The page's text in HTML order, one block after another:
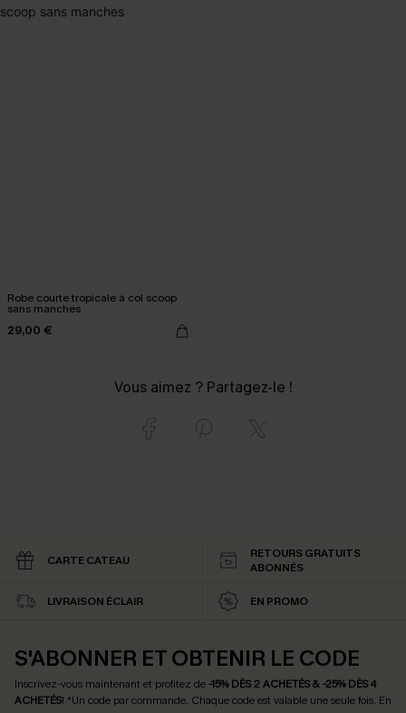
Robe courte tropicale à col scoop
sans manches
29,00 €
Vous aimez ? Partagez-le !
CARTE CATEAU
RETOURS GRATUITS
ABONNÉS
LIVRAISON ÉCLAIR EN PROMO
S'ABONNER ET OBTENIR LE CODE
Inscrivez-vous maintenant et profitez de -15% DÈS 2 ACHETÉS & -25% DÈS 4
ACHETÉS! *Un code par commande. Chaque code est valable une seule fois. En